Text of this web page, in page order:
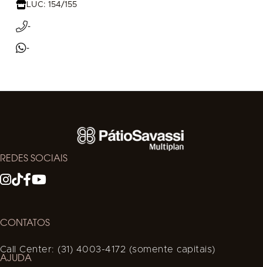
LUC: 154/155
-
-
REDES SOCIAIS
CONTATOS
Call Center: (31) 4003-4172 (somente capitais)
AJUDA